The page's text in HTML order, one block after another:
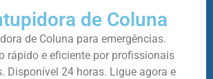
de Coluna
de Coluna para emergências.
rápido e eficiente por profissionais
Disponível 24 horas. Ligue agora e